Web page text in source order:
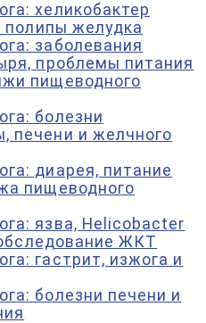
хеликобактер
полипы желудка
заболевания
проблемы питания
пищеводного
болезни
печени и желчного
диарея, питание
пищеводного
язва, Helicobacter
ЖКТ
гастрит, изжога и
болезни печени и